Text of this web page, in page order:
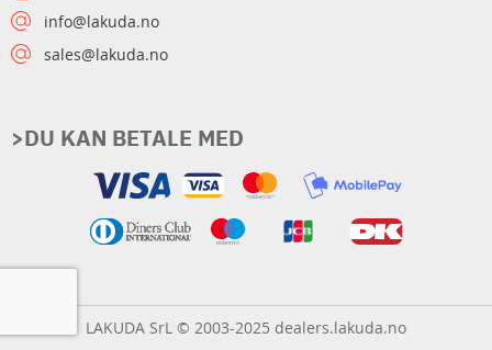
>DU KAN BETALE MED
info@lakuda.no
sales@lakuda.no
LAKUDA SrL © 2003-2025 dealers.lakuda.no